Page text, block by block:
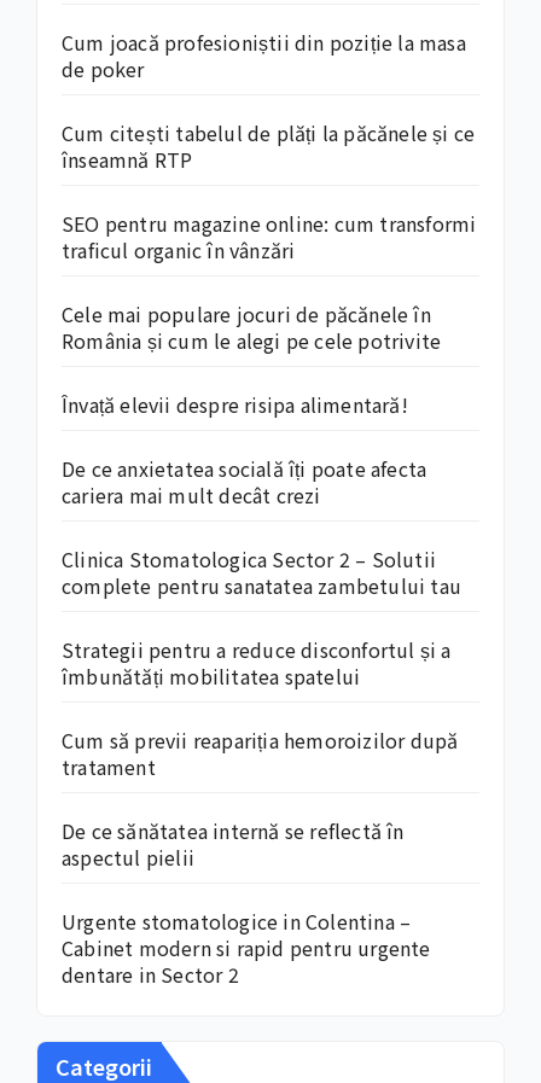
Cum joacă profesioniștii din poziție la masa
de poker
Cum citești tabelul de plăți la păcănele și ce
înseamnă RTP
SEO pentru magazine online: cum transformi
traficul organic în vânzări
Cele mai populare jocuri de păcănele în
România și cum le alegi pe cele potrivite
Învață elevii despre risipa alimentară!
De ce anxietatea socială îți poate afecta
cariera mai mult decât crezi
Clinica Stomatologica Sector 2 – Solutii
complete pentru sanatatea zambetului tau
Strategii pentru a reduce disconfortul și a
îmbunătăți mobilitatea spatelui
Cum să previi reapariția hemoroizilor după
tratament
De ce sănătatea internă se reflectă în
aspectul pielii
Urgente stomatologice in Colentina –
Cabinet modern si rapid pentru urgente
dentare in Sector 2
Categorii